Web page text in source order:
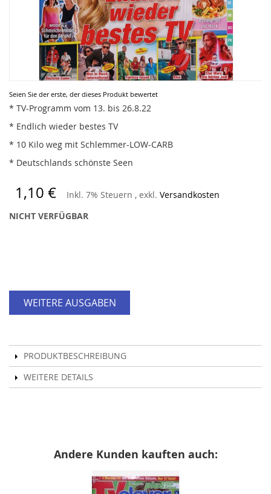
Seien Sie der erste, der dieses Produkt bewertet
* TV-Programm vom 13. bis 26.8.22
* Endlich wieder bestes TV
* 10 Kilo weg mit Schlemmer-LOW-CARB
* Deutschlands schönste Seen
1,10 € Inkl. 7% Steuern , exkl. Versandkosten
NICHT VERFÜGBAR
WEITERE AUSGABEN
PRODUKTBESCHREIBUNG
WEITERE DETAILS
Zum
Anfang
Bildergalerie
springen
Andere Kunden kauften auch: